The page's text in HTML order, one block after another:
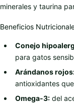
minerales y taurina
Beneficios
Conejo
para gatos
Arándanos
antioxidantes
Omega-3: del